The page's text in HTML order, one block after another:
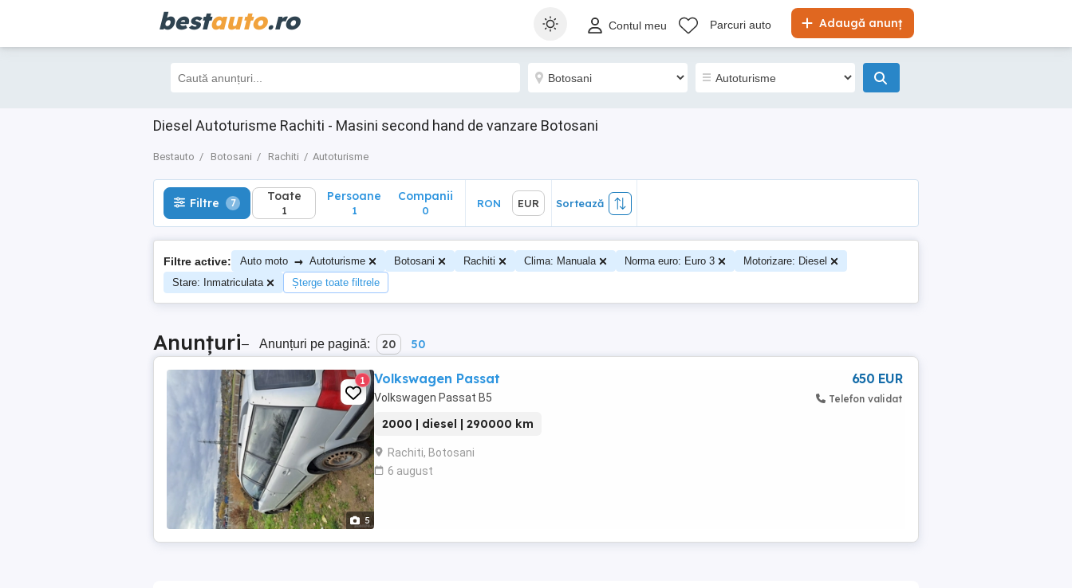
bestauto.ro Adaugă anunț
Contul meu Parcuri auto
Diesel Autoturisme Rachiti - Masini second hand de vanzare Botosani
Bestauto Botosani Rachiti Autoturisme
Filtre 7 Toate
1
Sortează
Filtre 7 Toate
1
Persoane
1
Companii
0
RON EUR Sortează
Filtre active: Auto moto → Autoturisme Botosani Rachiti Clima: Manuala Norma euro: Euro 3
Motorizare: Diesel
Stare: Inmatriculata
Șterge toate filtrele
Anunțuri– Anunțuri pe pagină: 20 50
5
1 Volkswagen Passat
Volkswagen Passat B5
2000 | diesel | 290000 km
Rachiti, Botosani
6 august
650 EUR
Telefon validat